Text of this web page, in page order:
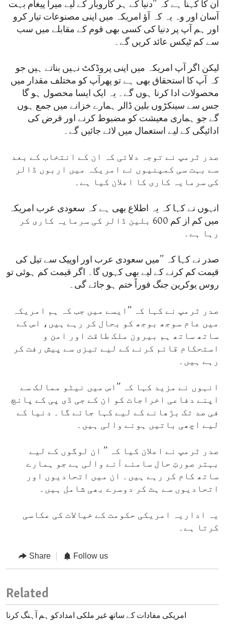
ان کا کہنا ہے کہ ’’دنیا کے ہر کاروبار کے لیے میرا پیغام بہت
آسان اور وہ یہ کہ آؤ امریکہ میں اپنی مصنوعات تیار کرو
اور ہم آپ پر دنیا کی کسی بھی قوم کے مقابلے میں سب
سے کم ٹیکس عائد کریں گے۔
لیکن اگر آپ امریکہ میں اپنی پروڈکٹ نہیں بناتے ہیں جو
کہ آپ کا استحقاق بھی ہے تو پھرآپ کو مختلف مقدار میں
محصولات ادا کرنا ہوں گے۔ یہ ایک ایسا محصول ہو گا
جس سے سینکڑوں بلین ڈالر ہمارے خزانے میں جمع ہوں
گے جو ہماری معیشت کو مضبوط کرنے اور قرض کی
ادائیگی کے لیے استعمال میں لائے جائیں گے۔
صدر ٹرمپ نے توجہ دلائی کہ ان کے انتخاب کے بعد
سے بہت سی کمپنیوں نے امریکہ میں اربوں ڈالر
کی سرمایہ کاری کا اعلان کیا ہے۔
انہوں نے کہا کہ یہ اطلاع بھی ہے کہ سعودی عرب امریکہ
میں کم از کم 600 بلین ڈالر کی سرمایہ کاری کر
رہا ہے۔
صدر نے کہا کہ ’’میں سعودی عرب اور اوپیک سے تیل کی
قیمت کم کرنے کے لیے بھی کہوں گا۔ اگر قیمت کم ہوئی تو
روس یوکرین جنگ فوراً ختم ہو جائے گی۔
صدر ٹرمپ نے کہا کہ ’’ایسے میں جب کہ ہم امریکہ
میں عام سوجھ بوجھ کو بحال کر رہے ہیں، اس کے
ساتھ ساتھ ہم بیرون ملک طاقت اور امن و
استحکام قائم کرنے کے لیے تیزی سے پیش رفت کر
رہے ہیں۔
انہوں نے مزید کہا کہ ’’اس میں نیٹو ممالک سے
اپنے دفاعی اخراجات کو ان کے جی ڈی پی کے پانچ
فی صد تک بڑھانے کے لیے کہا جائے گا۔ دنیا کے
لیے اچھی باتیں ہونے والی ہیں۔
صدر ٹرمپ نے اعلان کیا کہ ’’ ان لوگوں کے لیے
بہتر صورتِ حال سامنے آنے والی ہے جو ہمارے
ساتھ کام کر رہے ہیں۔ ان میں اتحادیوں اور
اتحادیوں سے ہٹ کر دوسرے بھی شامل ہیں۔
یہ اداریہ امریکی حکومت کے خیالات کی عکاسی
کرتا ہے۔
Share Follow us
Related
امریکی مفادات کے ساتھ غیر ملکی امدادکو ہم آہنگ کرنا